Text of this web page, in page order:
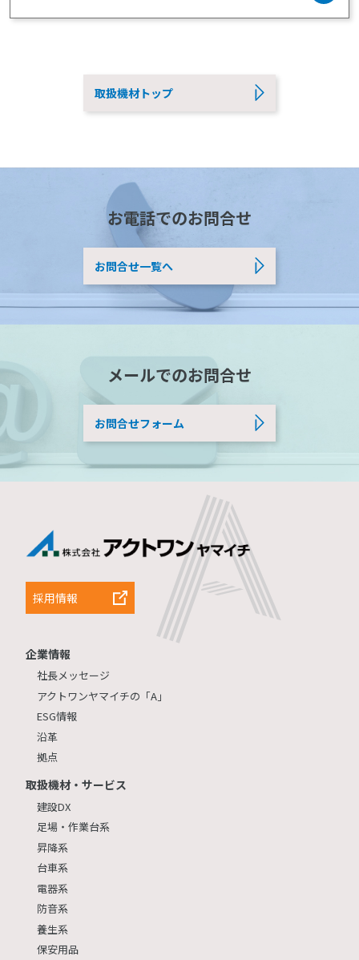
商品説明から搬入、取付、設置時の現場説明までワンストップで
取扱機材トップ
お電話でのお問合せ
お問合せ一覧へ
メールでのお問合せ
お問合せフォーム
採用情報
企業情報
社長メッセージ
アクトワンヤマイチの「A」
ESG情報
沿革
拠点
取扱機材・サービス
建設DX
足場・作業台系
昇降系
台車系
電器系
防音系
養生系
保安用品